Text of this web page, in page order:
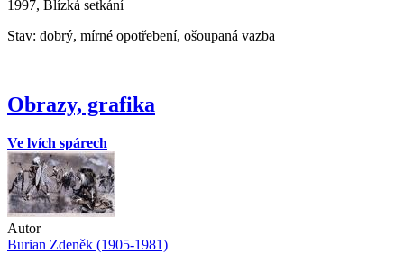
1997, Blízká setkání
Stav: dobrý, mírné opotřebení, ošoupaná vazba
Obrazy, grafika
Ve lvích spárech
Autor
Burian Zdeněk (1905-1981)